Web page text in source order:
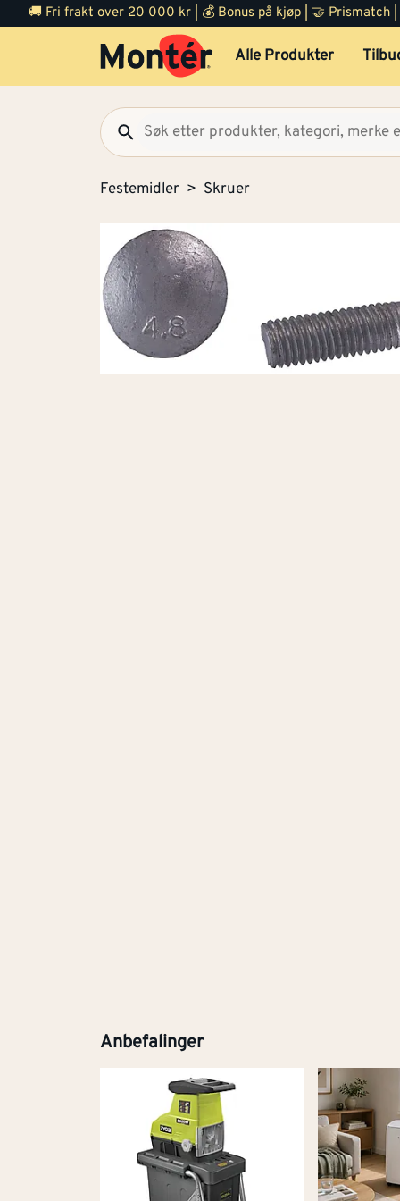
🚚 Fri frakt over 20 000 kr | 💰 Bonus på kjøp | 🤝 Prismatch
Alle Produkter
Festemidler Skruer
Anbefalinger